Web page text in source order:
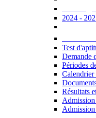
2024 -
Test
Demande
Périodes
Calendrier
Résultats